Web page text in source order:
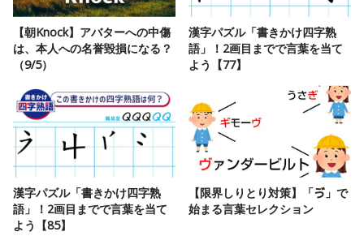
【朝Knock】アバターへの中傷
は、本人への名誉毀損になる？
（9/5）
漢字パズル「書きかけ四字熟
語」！2画目までで言葉を当て
よう【77】
漢字パズル「書きかけ四字熟
語」！2画目までで言葉を当て
よう【85】
【限界しりとり対策】「ゔ」で
始まる言葉セレクション